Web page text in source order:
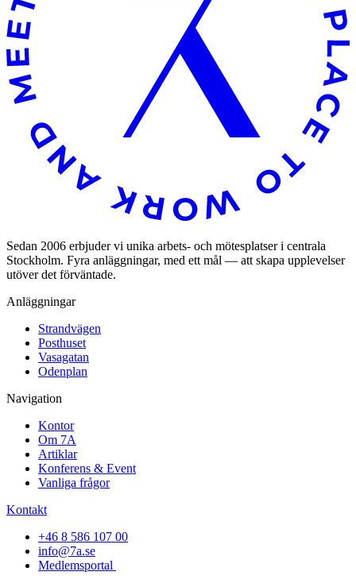
Sedan 2006 erbjuder vi unika arbets- och mötesplatser i centrala
Stockholm. Fyra anläggningar, med ett mål — att skapa upplevelser
utöver det förväntade.
Anläggningar
Strandvägen
Posthuset
Vasagatan
Odenplan
Navigation
Kontor
Om 7A
Artiklar
Konferens & Event
Vanliga frågor
Kontakt
+46 8 586 107 00
info@7a.se
Medlemsportal